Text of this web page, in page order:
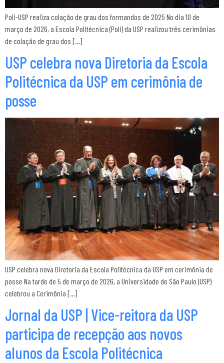
Poli-USP realiza colação de grau dos formandos de 2025 No dia 10 de
março de 2026, a Escola Politécnica (Poli) da USP realizou três cerimônias
de colação de grau dos […]
USP celebra nova Diretoria da Escola
Politécnica da USP em cerimônia de
posse
USP celebra nova Diretoria da Escola Politécnica da USP em cerimônia de
posse Na tarde de 5 de março de 2026, a Universidade de São Paulo (USP)
celebrou a Cerimônia […]
Jornal da USP | Vice-reitora da USP
participa de recepção aos novos
alunos da Escola Politécnica